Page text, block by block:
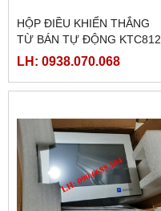
HỘP ĐIỀU KHIỂN THẮNG
TỪ BÁN TỰ ĐỘNG KTC812
LH: 0938.070.068